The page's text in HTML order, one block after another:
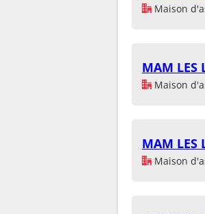
Maison
MAM LES
Maison
MAM LES
Maison